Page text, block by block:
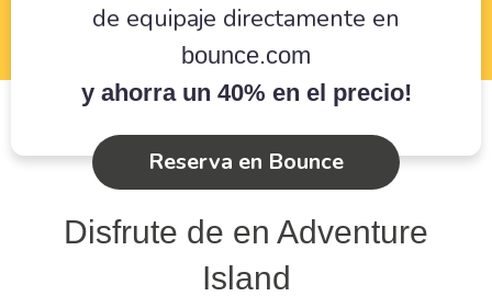
de equipaje directamente en
bounce.com
y ahorra un 40% en el precio!
Reserva en Bounce
Disfrute de en Adventure
Island